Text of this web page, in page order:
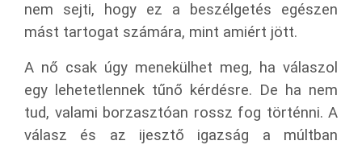
nem sejti, hogy ez a beszélgetés egészen
mást tartogat számára, mint amiért jött.
A nő csak úgy menekülhet meg, ha válaszol
egy lehetetlennek tűnő kérdésre. De ha nem
tud, valami borzasztóan rossz fog történni. A
válasz és az ijesztő igazság a múltban